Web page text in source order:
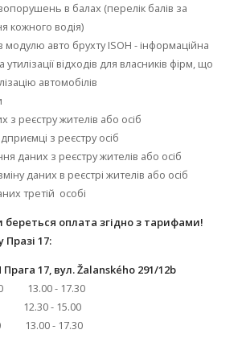
в балах (перелік балів за
кожного водія)
модулю авто брухту ISOH - інформаційна
відходів для власників фірм, що
автомобілів
з реєстру жителів або осіб
з реєстру осіб
даних з реєстру жителів або осіб
даних в реєстрі жителів або осіб
третій особі
береться оплата згідно з тарифами!
Празі 17:
17, вул. Žalanského 291/12b
13.00 - 17.30
12.30 - 15.00
13.00 - 17.30